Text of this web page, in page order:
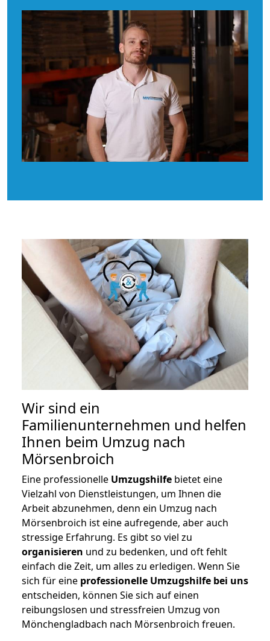
Wir sind ein
Familienunternehmen und helfen
Ihnen beim Umzug nach
Mörsenbroich
Eine professionelle Umzugshilfe bietet eine
Vielzahl von Dienstleistungen, um Ihnen die
Arbeit abzunehmen, denn ein Umzug nach
Mörsenbroich ist eine aufregende, aber auch
stressige Erfahrung. Es gibt so viel zu
organisieren und zu bedenken, und oft fehlt
einfach die Zeit, um alles zu erledigen. Wenn Sie
sich für eine professionelle Umzugshilfe bei uns
entscheiden, können Sie sich auf einen
reibungslosen und stressfreien Umzug von
Mönchengladbach nach Mörsenbroich freuen.